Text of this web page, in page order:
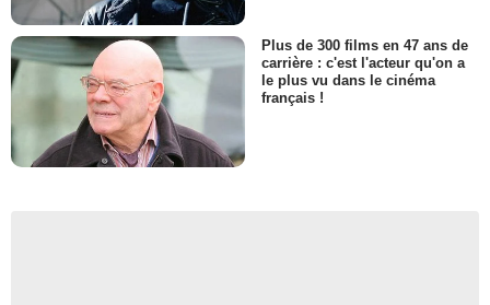
Plus de 300 films en 47 ans de
carrière : c'est l'acteur qu'on a
le plus vu dans le cinéma
français !